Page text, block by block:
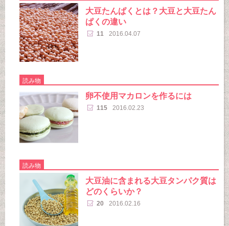
大豆たんぱくとは？大豆と大豆たん
ぱくの違い
11 2016.04.07
読み物
卵不使用マカロンを作るには
115 2016.02.23
読み物
大豆油に含まれる大豆タンパク質は
どのくらいか？
20 2016.02.16